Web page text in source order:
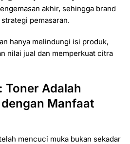
akhir, sehingga brand
pemasaran.
hanya melindungi isi produk,
nilai jual dan memperkuat citra
Toner Adalah
Manfaat
mencuci muka bukan sekadar